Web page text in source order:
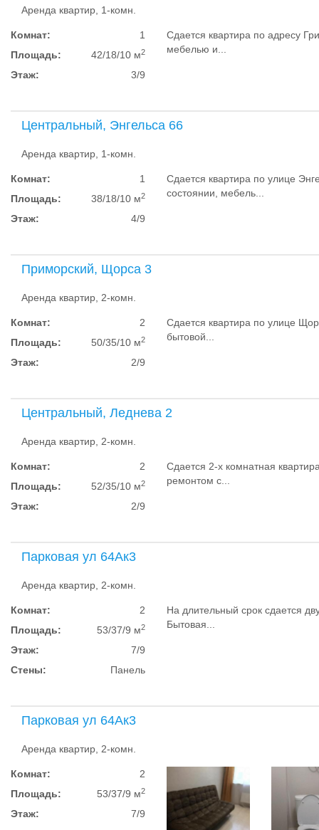
Аренда квартир, 1-комн.
Комнат:
1
Площадь:
42/18/10 м2
Этаж: 3/9
Сдается квартира по адресу
мебелью и...
Центральный, Энгельса 66
Аренда квартир, 1-комн.
Комнат:
1
Площадь:
38/18/10 м2
Этаж: 4/9
Сдается квартира по улице
состоянии, мебель...
Приморский, Щорса 3
Аренда квартир, 2-комн.
Комнат:
2
Площадь:
50/35/10 м2
Этаж: 2/9
Сдается квартира по улице
бытовой...
Центральный, Леднева 2
Аренда квартир, 2-комн.
Комнат:
2
Площадь:
52/35/10 м2
Этаж: 2/9
Сдается 2-х комнатная
ремонтом с...
Парковая ул 64Ак3
Аренда квартир, 2-комн.
Комнат:
2
Площадь:
53/37/9 м2
Этаж:
7/9
Стены:
Панель
На длительный срок сдается
Бытовая...
Парковая ул 64Ак3
Аренда квартир, 2-комн.
Комнат:
2
Площадь:
53/37/9 м2
Этаж:
7/9